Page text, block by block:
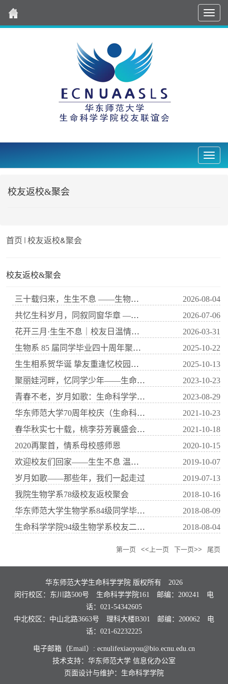
导
航
Nav2
校友返校&聚会
首页 校友返校&聚会
校友返校&聚会
三十载归来，生生不息 ——生物学系92级本科校友毕业30周年聚会活动顺利举行
2026-08-04
共忆生科岁月，同叙同窗华章 ——华东师范大学生命科学学院生物学系2002级毕业20...
2026-07-06
花开三月·生生不息｜校友日温情落幕，共叙芳华忆初心
2026-03-31
⽣物系 85 届同学毕业四⼗周年聚会活动纪实
2025-10-22
生生相系贺华诞 挚友重逢忆校园——华东师范大学生命科学学院2025年校友日圆满...
2025-10-13
聚丽娃河畔，忆同学少年——生命科学学院举行2023年度校友日活动
2023-10-23
青春不老，岁月如歌：生命科学学院多批校友返校重聚
2023-08-29
华东师范大学70周年校庆（生命科学学院60级校友集影）
2021-10-23
春华秋实七十载，桃李芬芳襄盛会 ——70周年校庆生命科学学院系列活动迎校友
2021-10-18
2020再聚首，情系母校感师恩
2020-10-15
欢迎校友们回家——生生不息 温馨的港湾
2019-10-07
岁月如歌——那些年，我们一起走过
2019-07-13
我院生物学系78级校友返校聚会
2018-10-16
华东师范大学生物学系84级同学毕业三十年返校聚会
2018-08-09
生命科学学院94级生物学系校友二十年再聚首
2018-08-04
第一页 <<上一页 下一页>> 尾页
华东师范大学生命科学学院 版权所有
2026
闵行校区：东川路500号 生命科学学院161 邮编：200241 电
话：021-54342605
中北校区：中山北路3663号 理科大楼B301 邮编：200062 电
话：021-62232225
电子邮箱（Email）: ecnulifexiaoyou@bio.ecnu.edu.cn
技术支持：华东师范大学 信息化办公室
页面设计与维护：生命科学学院